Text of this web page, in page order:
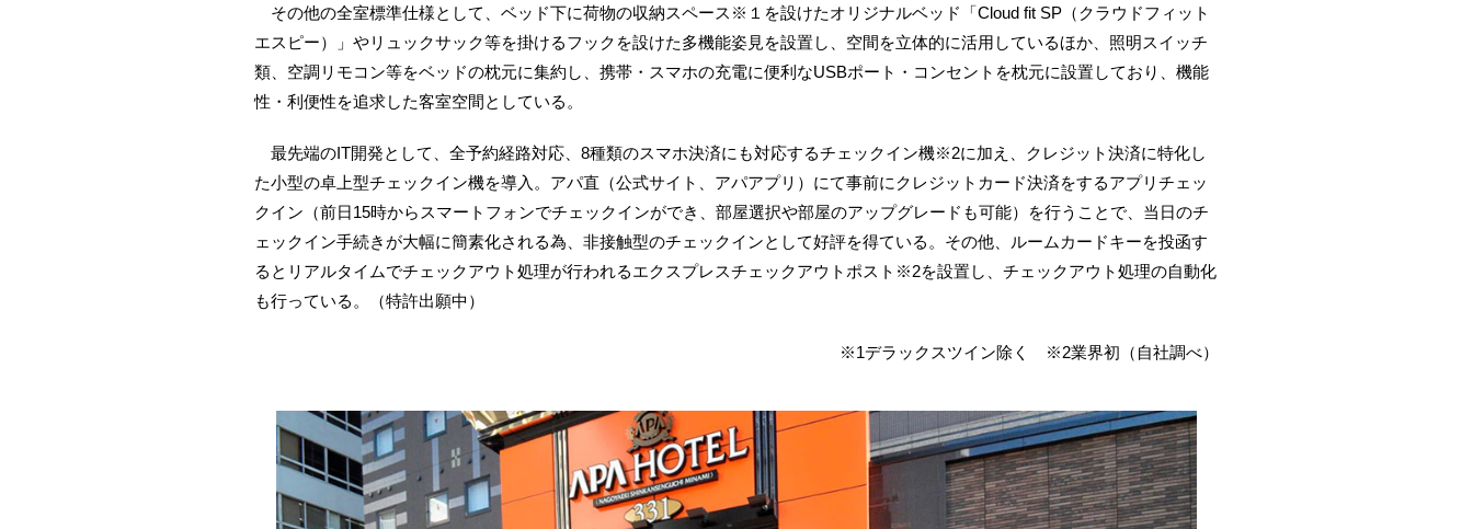
その他の全室標準仕様として、ベッド下に荷物の収納スペース※１を設けたオリジナルベッド「Cloud fit SP（クラウドフィット
エスピー）」やリュックサック等を掛けるフックを設けた多機能姿見を設置し、空間を立体的に活用しているほか、照明スイッチ
類、空調リモコン等をベッドの枕元に集約し、携帯・スマホの充電に便利なUSBポート・コンセントを枕元に設置しており、機能
性・利便性を追求した客室空間としている。
最先端のIT開発として、全予約経路対応、8種類のスマホ決済にも対応するチェックイン機※2に加え、クレジット決済に特化し
た小型の卓上型チェックイン機を導入。アパ直（公式サイト、アパアプリ）にて事前にクレジットカード決済をするアプリチェッ
クイン（前日15時からスマートフォンでチェックインができ、部屋選択や部屋のアップグレードも可能）を行うことで、当日のチ
ェックイン手続きが大幅に簡素化される為、非接触型のチェックインとして好評を得ている。その他、ルームカードキーを投函す
るとリアルタイムでチェックアウト処理が行われるエクスプレスチェックアウトポスト※2を設置し、チェックアウト処理の自動化
も行っている。（特許出願中）
※1デラックスツイン除く ※2業界初（自社調べ）